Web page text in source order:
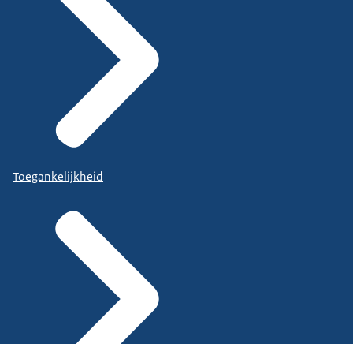
Toegankelijkheid